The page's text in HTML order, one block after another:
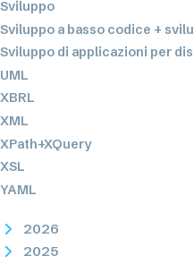
Sviluppo
Sviluppo a basso codice +
Sviluppo di applicazioni per
UML
XBRL
XML
XPath+XQuery
XSL
YAML
2026
2025